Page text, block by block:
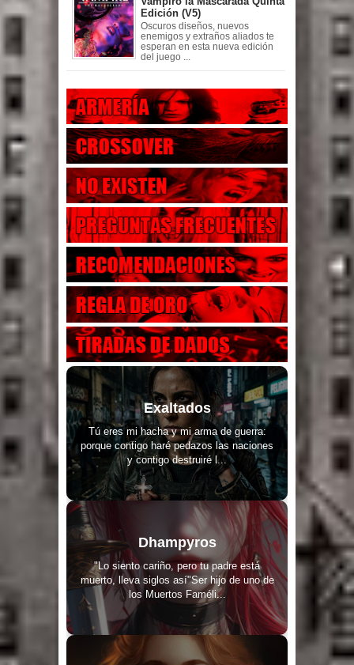
Edición (V5)
Oscuros diseños, nuevos
enemigos y extraños aliados te
esperan en esta nueva edición
del juego ...
Exaltados
Tú eres mi hacha y mi arma de guerra:
porque contigo haré pedazos las naciones
y contigo destruiré l...
Dhampyros
"Lo siento cariño, pero tu padre está
muerto, lleva siglos así"Ser hijo de uno de
los Muertos Faméli...